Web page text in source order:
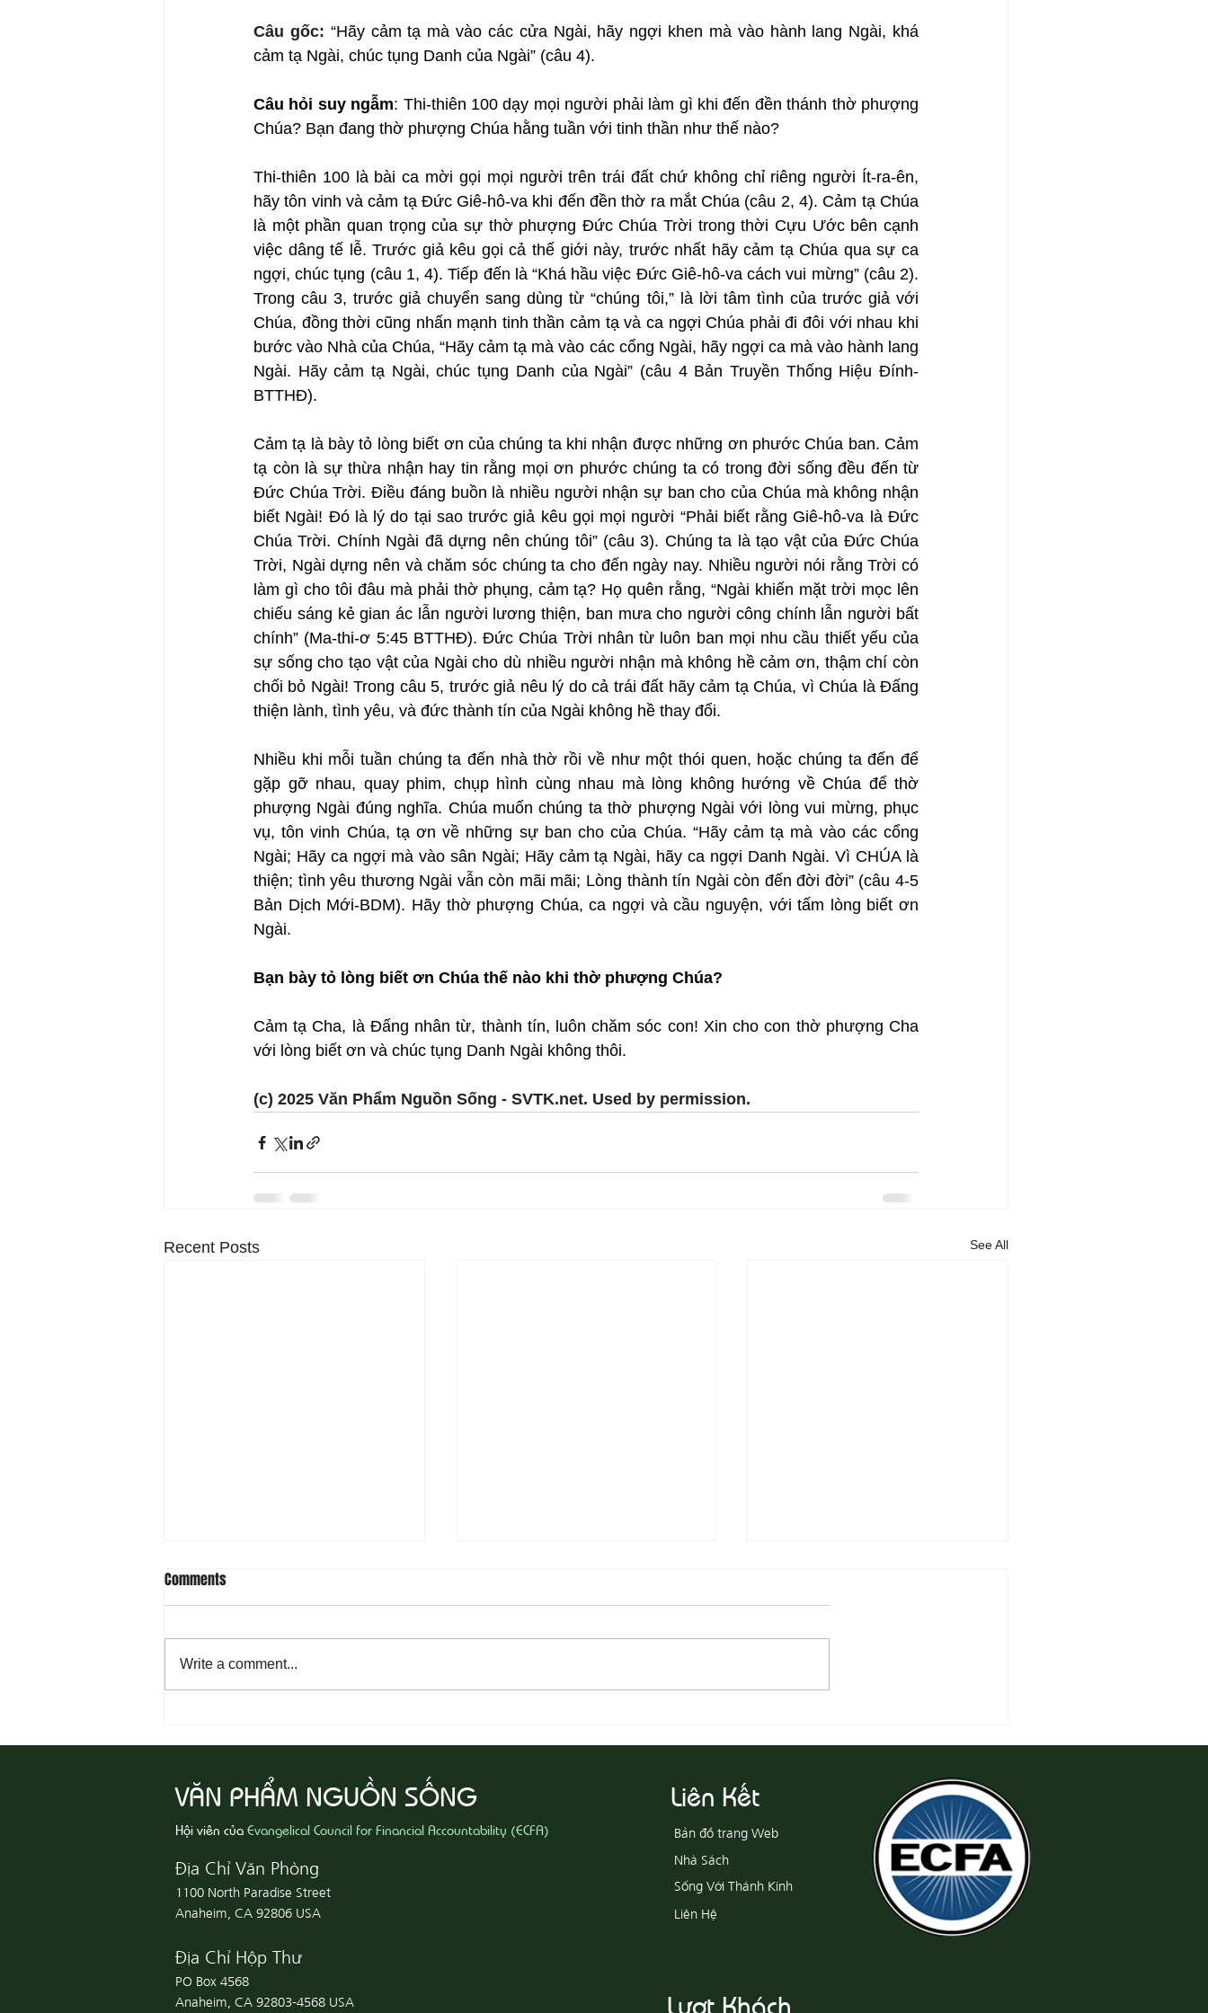
Câu gốc: “Hãy cảm tạ mà vào các cửa Ngài, hãy ngợi khen mà vào hành lang Ngài, khá
cảm tạ Ngài, chúc tụng Danh của Ngài” (câu 4).
Câu hỏi suy ngẫm: Thi-thiên 100 dạy mọi người phải làm gì khi đến đền thánh thờ phượng
Chúa? Bạn đang thờ phượng Chúa hằng tuần với tinh thần như thế nào?
Thi-thiên 100 là bài ca mời gọi mọi người trên trái đất chứ không chỉ riêng người Ít-ra-ên,
hãy tôn vinh và cảm tạ Đức Giê-hô-va khi đến đền thờ ra mắt Chúa (câu 2, 4). Cảm tạ Chúa
là một phần quan trọng của sự thờ phượng Đức Chúa Trời trong thời Cựu Ước bên cạnh
việc dâng tế lễ. Trước giả kêu gọi cả thế giới này, trước nhất hãy cảm tạ Chúa qua sự ca
ngợi, chúc tụng (câu 1, 4). Tiếp đến là “Khá hầu việc Đức Giê-hô-va cách vui mừng” (câu 2).
Trong câu 3, trước giả chuyển sang dùng từ “chúng tôi,” là lời tâm tình của trước giả với
Chúa, đồng thời cũng nhấn mạnh tinh thần cảm tạ và ca ngợi Chúa phải đi đôi với nhau khi
bước vào Nhà của Chúa, “Hãy cảm tạ mà vào các cổng Ngài, hãy ngợi ca mà vào hành lang
Ngài. Hãy cảm tạ Ngài, chúc tụng Danh của Ngài” (câu 4 Bản Truyền Thống Hiệu Đính-
BTTHĐ).
Cảm tạ là bày tỏ lòng biết ơn của chúng ta khi nhận được những ơn phước Chúa ban. Cảm
tạ còn là sự thừa nhận hay tin rằng mọi ơn phước chúng ta có trong đời sống đều đến từ
Đức Chúa Trời. Điều đáng buồn là nhiều người nhận sự ban cho của Chúa mà không nhận
biết Ngài! Đó là lý do tại sao trước giả kêu gọi mọi người “Phải biết rằng Giê-hô-va là Đức
Chúa Trời. Chính Ngài đã dựng nên chúng tôi” (câu 3). Chúng ta là tạo vật của Đức Chúa
Trời, Ngài dựng nên và chăm sóc chúng ta cho đến ngày nay. Nhiều người nói rằng Trời có
làm gì cho tôi đâu mà phải thờ phụng, cảm tạ? Họ quên rằng, “Ngài khiến mặt trời mọc lên
chiếu sáng kẻ gian ác lẫn người lương thiện, ban mưa cho người công chính lẫn người bất
chính” (Ma-thi-ơ 5:45 BTTHĐ). Đức Chúa Trời nhân từ luôn ban mọi nhu cầu thiết yếu của
sự sống cho tạo vật của Ngài cho dù nhiều người nhận mà không hề cảm ơn, thậm chí còn
chối bỏ Ngài! Trong câu 5, trước giả nêu lý do cả trái đất hãy cảm tạ Chúa, vì Chúa là Đấng
thiện lành, tình yêu, và đức thành tín của Ngài không hề thay đổi.
Nhiều khi mỗi tuần chúng ta đến nhà thờ rồi về như một thói quen, hoặc chúng ta đến để
gặp gỡ nhau, quay phim, chụp hình cùng nhau mà lòng không hướng về Chúa để thờ
phượng Ngài đúng nghĩa. Chúa muốn chúng ta thờ phượng Ngài với lòng vui mừng, phục
vụ, tôn vinh Chúa, tạ ơn về những sự ban cho của Chúa. “Hãy cảm tạ mà vào các cổng
Ngài; Hãy ca ngợi mà vào sân Ngài; Hãy cảm tạ Ngài, hãy ca ngợi Danh Ngài. Vì CHÚA là
thiện; tình yêu thương Ngài vẫn còn mãi mãi; Lòng thành tín Ngài còn đến đời đời” (câu 4-5
Bản Dịch Mới-BDM). Hãy thờ phượng Chúa, ca ngợi và cầu nguyện, với tấm lòng biết ơn
Ngài.
Bạn bày tỏ lòng biết ơn Chúa thế nào khi thờ phượng Chúa?
Cảm tạ Cha, là Đấng nhân từ, thành tín, luôn chăm sóc con! Xin cho con thờ phượng Cha
với lòng biết ơn và chúc tụng Danh Ngài không thôi.
(c) 2025 Văn Phẩm Nguồn Sống - SVTK.net. Used by permission.
Recent Posts See All
Ác
Comments
Write a comment...
VĂN PHẨM NGUỒN SỐNG
Hội viên củaEvangelical Council for Financial Accountability (ECFA)
Địa Chỉ Văn Phòng
1100 North Paradise Street
Anaheim, CA 92806 USA
Địa Chỉ Hộp Thư
PO Box 4568
Anaheim, CA 92803-4568 USA
Liên Kết
Bản đồ trang Web
Nhà Sách
Sống Với Thánh Kinh
Liên Hệ
Lượt Khách